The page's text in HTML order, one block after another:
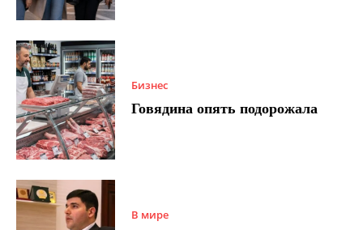
Бизнес
Говядина опять подорожала
В мире